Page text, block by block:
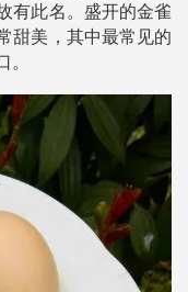
有此名。盛开的金雀
甜美，其中最常见的
。